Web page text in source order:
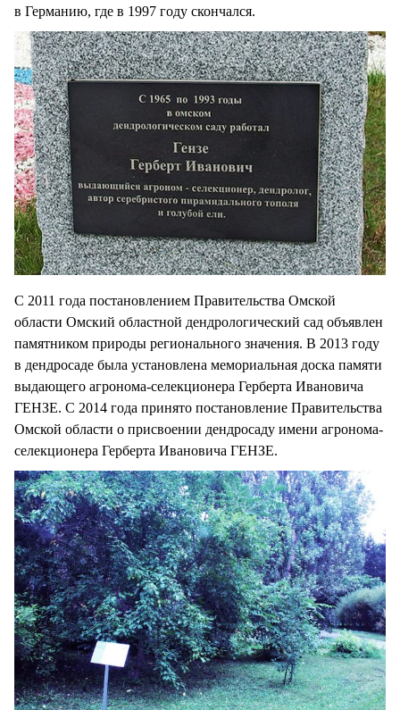
в Германию, где в 1997 году скончался.
С 2011 года постановлением Правительства Омской
области Омский областной дендрологический сад объявлен
памятником природы регионального значения. В 2013 году
в дендросаде была установлена мемориальная доска памяти
выдающего агронома-селекционера Герберта Ивановича
ГЕНЗЕ. С 2014 года принято постановление Правительства
Омской области о присвоении дендросаду имени агронома-
селекционера Герберта Ивановича ГЕНЗЕ.